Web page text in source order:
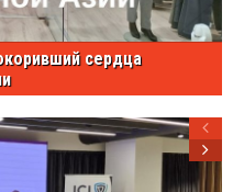
сердца